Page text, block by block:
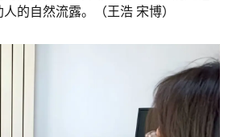
的自然流露。（王浩 宋博）